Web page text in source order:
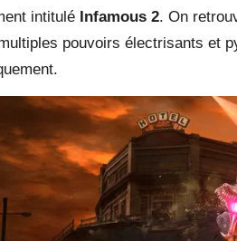
intitulé Infamous 2. On
pouvoirs électrisants et